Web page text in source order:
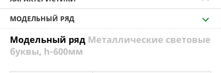
МОДЕЛЬНЫЙ РЯД
Модельный ряд Металлические световые
буквы, h-600мм